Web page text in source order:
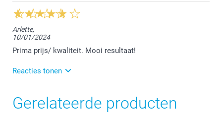
Vriendelijke groet!
Nathalie @smartphoto
Arlette,
10/01/2024
Prima prijs/ kwaliteit. Mooi resultaat!
Reacties tonen
19/01/2024
13:23
Gerelateerde producten